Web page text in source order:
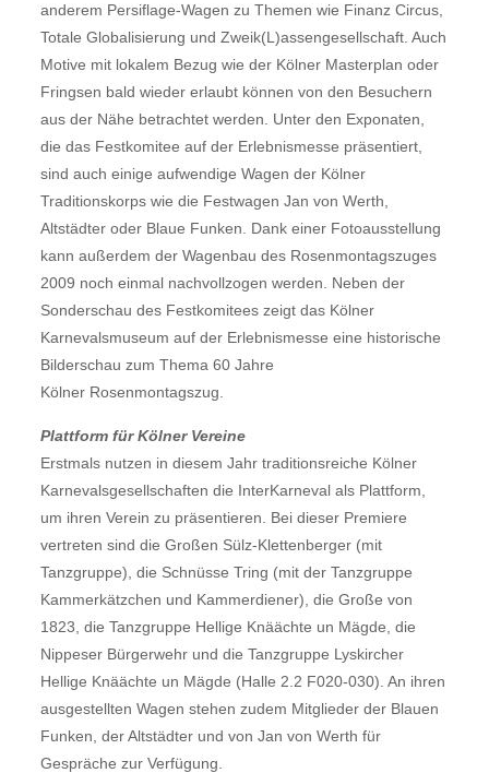
anderem Persiflage-Wagen zu Themen wie Finanz Circus,
Totale Globalisierung und Zweik(L)assengesellschaft. Auch
Motive mit lokalem Bezug wie der Kölner Masterplan oder
Fringsen bald wieder erlaubt können von den Besuchern
aus der Nähe betrachtet werden. Unter den Exponaten,
die das Festkomitee auf der Erlebnismesse präsentiert,
sind auch einige aufwendige Wagen der Kölner
Traditionskorps wie die Festwagen Jan von Werth,
Altstädter oder Blaue Funken. Dank einer Fotoausstellung
kann außerdem der Wagenbau des Rosenmontagszuges
2009 noch einmal nachvollzogen werden. Neben der
Sonderschau des Festkomitees zeigt das Kölner
Karnevalsmuseum auf der Erlebnismesse eine historische
Bilderschau zum Thema 60 Jahre
Kölner Rosenmontagszug.
Plattform für Kölner Vereine
Erstmals nutzen in diesem Jahr traditionsreiche Kölner
Karnevalsgesellschaften die InterKarneval als Plattform,
um ihren Verein zu präsentieren. Bei dieser Premiere
vertreten sind die Großen Sülz-Klettenberger (mit
Tanzgruppe), die Schnüsse Tring (mit der Tanzgruppe
Kammerkätzchen und Kammerdiener), die Große von
1823, die Tanzgruppe Hellige Knäächte un Mägde, die
Nippeser Bürgerwehr und die Tanzgruppe Lyskircher
Hellige Knäächte un Mägde (Halle 2.2 F020-030). An ihren
ausgestellten Wagen stehen zudem Mitglieder der Blauen
Funken, der Altstädter und von Jan von Werth für
Gespräche zur Verfügung.